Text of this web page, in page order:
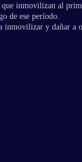
que inmovilizan al
de ese período.
inmovilizar y dañar a